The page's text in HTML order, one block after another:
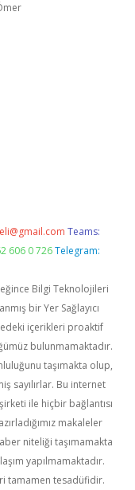
Teams:
606 0 726 Telegram:
Bilgi Teknolojileri
bir Yer Sağlayıcı
içerikleri proaktif
bulunmamaktadır.
taşımakta olup,
sayılırlar. Bu internet
ile hiçbir bağlantısı
makaleler
niteliği taşımamakta
yapılmamaktadır.
tamamen tesadüfidir.